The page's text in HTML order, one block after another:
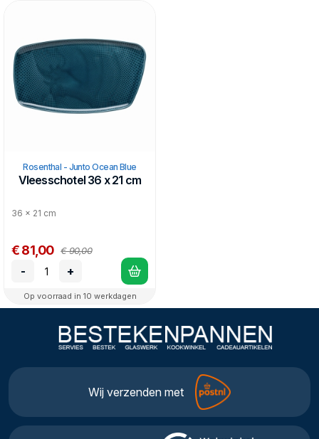
Rosenthal - Junto Ocean Blue
Vleesschotel 36 x 21 cm
36 x 21 cm
€ 81,00 € 90,00
- +
Op voorraad in 10 werkdagen
Wij verzenden met